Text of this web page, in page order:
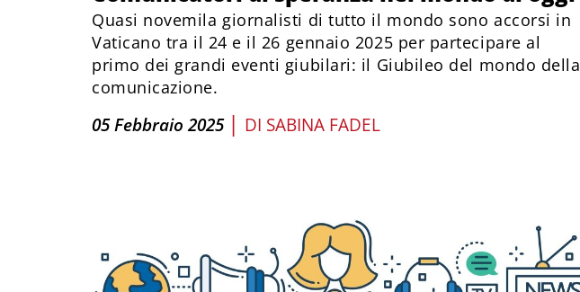
Quasi novemila giornalisti di tutto il mondo sono accorsi in
Vaticano tra il 24 e il 26 gennaio 2025 per partecipare al
primo dei grandi eventi giubilari: il Giubileo del mondo della
comunicazione.
05 Febbraio 2025 | DI SABINA FADEL